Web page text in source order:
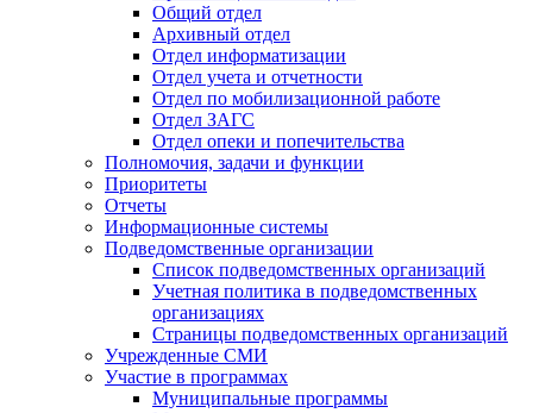
Общий отдел
Архивный отдел
Отдел информатизации
Отдел учета и отчетности
Отдел по мобилизационной работе
Отдел ЗАГС
Отдел опеки и попечительства
Полномочия, задачи и функции
Приоритеты
Отчеты
Информационные системы
Подведомственные организации
Список подведомственных организаций
Учетная политика в подведомственных
организациях
Страницы подведомственных организаций
Учрежденные СМИ
Участие в программах
Муниципальные программы